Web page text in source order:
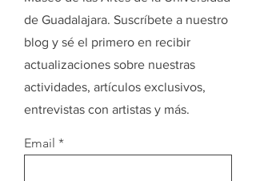
de Guadalajara. Suscríbete a nuestro
blog y sé el primero en recibir
actualizaciones sobre nuestras
actividades, artículos exclusivos,
entrevistas con artistas y más.
Email